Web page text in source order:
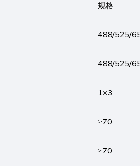
规格
488/525/
488/525/
1×3
≥70
≥70